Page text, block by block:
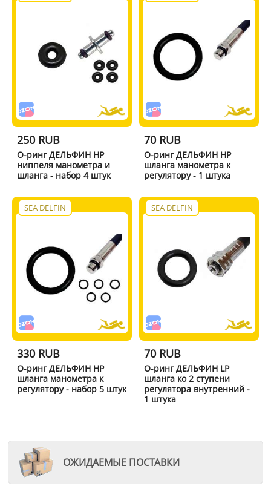
250 RUB
О-ринг ДЕЛЬФИН HP
ниппеля манометра и
шланга - набор 4 штук
70 RUB
О-ринг ДЕЛЬФИН HP
шланга манометра к
регулятору - 1 штука
SEA DELFIN
330 RUB
О-ринг ДЕЛЬФИН HP
шланга манометра к
регулятору - набор 5 штук
SEA DELFIN
70 RUB
О-ринг ДЕЛЬФИН LP
шланга ко 2 ступени
регулятора внутренний -
1 штука
ОЖИДАЕМЫЕ ПОСТАВКИ